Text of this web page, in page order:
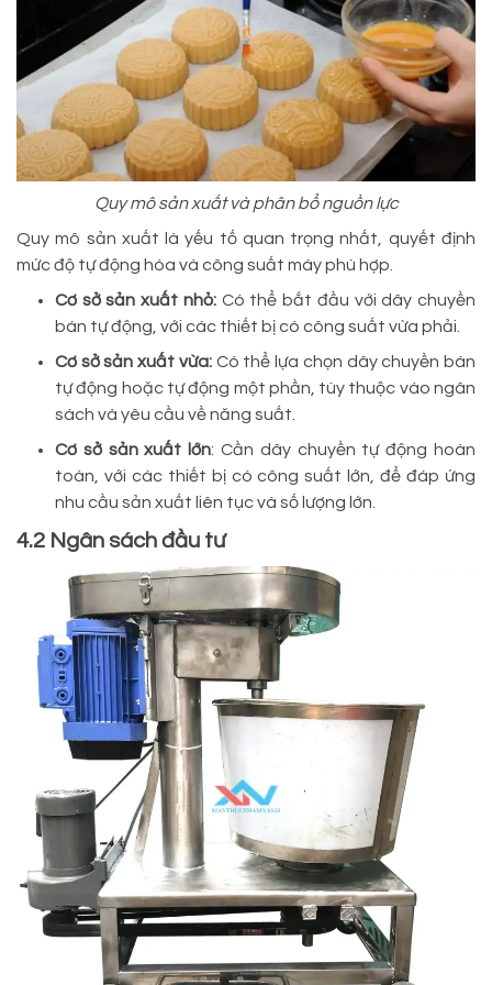
Quy mô sản xuất và phân bổ nguồn lực
Quy mô sản xuất là yếu tố quan trọng nhất, quyết định
mức độ tự động hóa và công suất máy phù hợp.
Cơ sở sản xuất nhỏ:Có thể bắt đầu với dây chuyền
bán tự động, với các thiết bị có công suất vừa phải.
Cơ sở sản xuất vừa:Có thể lựa chọn dây chuyền bán
tự động hoặc tự động một phần, tùy thuộc vào ngân
sách và yêu cầu về năng suất.
Cơ sở sản xuất lớn: Cần dây chuyền tự động hoàn
toàn, với các thiết bị có công suất lớn, để đáp ứng
nhu cầu sản xuất liên tục và số lượng lớn.
4.2 Ngân sách đầu tư